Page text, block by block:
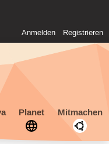
Anmelden Registrieren
Planet Mitmachen